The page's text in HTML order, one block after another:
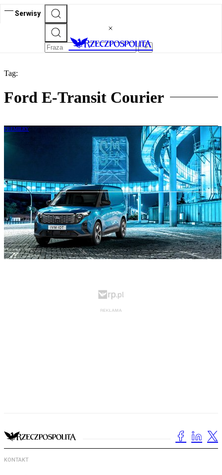
Serwisy
Tag:
Ford E-Transit Courier
PREMIERY
Ford E-Transit Courier: Nie tylko
KONTAKT